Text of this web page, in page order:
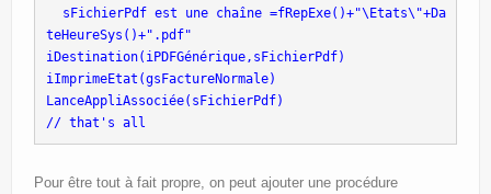
sFichierPdf est une chaîne =fRepExe()+"\Etats\"+Da
teHeureSys()+".pdf"
iDestination(iPDFGénérique,sFichierPdf)
iImprimeEtat(gsFactureNormale)
LanceAppliAssociée(sFichierPdf)
// that's all
Pour être tout à fait propre, on peut ajouter une procédure